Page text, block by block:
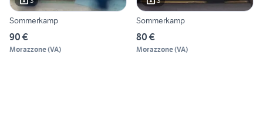
Sommerkamp
90 €
Morazzone(VA)
Sommerkamp
80 €
Morazzone(VA)